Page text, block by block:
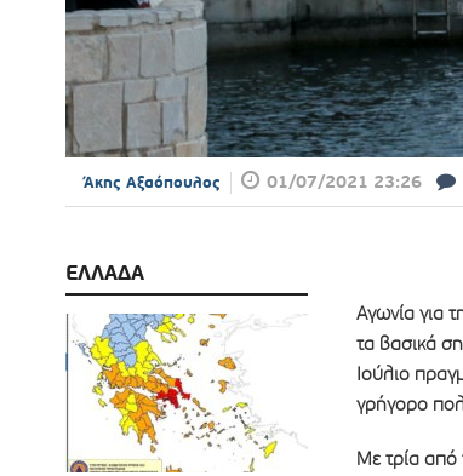
Άκης Αξαόπουλος 01/07/2021 23:26
ΕΛΛΑΔΑ
Αγωνία για
τα βασικά
Ιούλιο
γρήγορο
Με τρία από